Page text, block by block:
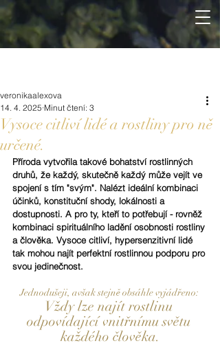
Vysoce citliví lidé a rostliny pro ně
určené.
veronikaalexova
14. 4. 2025 Minut čtení: 3
Příroda vytvořila takové bohatství rostlinných
druhů, že každý, skutečně každý může vejít ve
spojení s tím "svým". Nalézt ideální kombinaci
účinků, konstituční shody, lokálnosti a
dostupnosti. A pro ty, kteří to potřebují - rovněž
kombinaci spirituálního ladění osobnosti rostliny
a člověka. Vysoce citliví, hypersenzitivní lidé
tak mohou najít perfektní rostlinnou podporu pro
svou jedinečnost.
Jednodušeji, avšak stejně obsáhle vyjádřeno:
Vždy lze najít rostlinu
odpovídající vnitřnímu světu
každého člověka.